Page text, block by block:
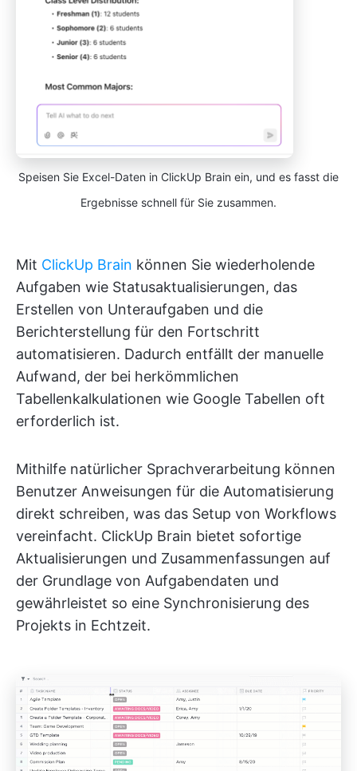
Speisen Sie Excel-Daten in ClickUp Brain ein, und es fasst die
Ergebnisse schnell für Sie zusammen.
Mit ClickUp Brain können Sie wiederholende
Aufgaben wie Statusaktualisierungen, das
Erstellen von Unteraufgaben und die
Berichterstellung für den Fortschritt
automatisieren. Dadurch entfällt der manuelle
Aufwand, der bei herkömmlichen
Tabellenkalkulationen wie Google Tabellen oft
erforderlich ist.
Mithilfe natürlicher Sprachverarbeitung können
Benutzer Anweisungen für die Automatisierung
direkt schreiben, was das Setup von Workflows
vereinfacht. ClickUp Brain bietet sofortige
Aktualisierungen und Zusammenfassungen auf
der Grundlage von Aufgabendaten und
gewährleistet so eine Synchronisierung des
Projekts in Echtzeit.